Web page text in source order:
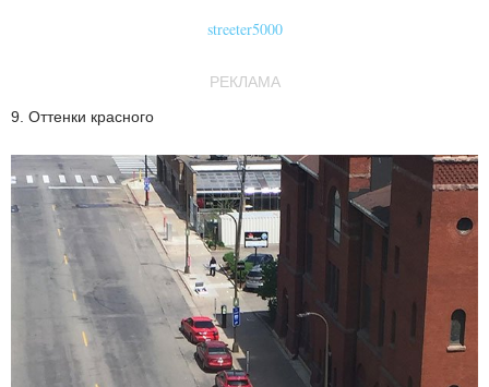
streeter5000
РЕКЛАМА
9. Оттенки красного